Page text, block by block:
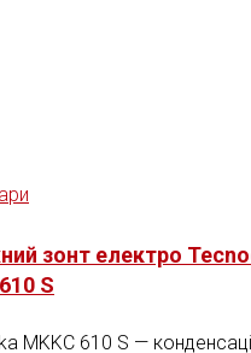
зонт електро
S
MKKC 610 S —